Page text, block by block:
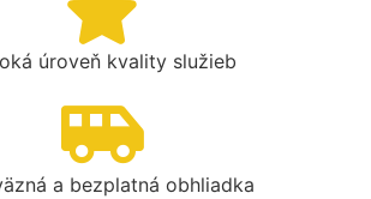
úroveň kvality služieb
a bezplatná obhliadka